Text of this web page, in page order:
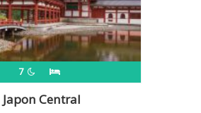
7
Central